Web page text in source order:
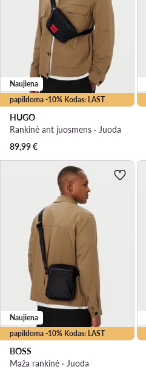
papildoma -10% Kodas: LAST
Naujiena
HUGO
Rankinė ant juosmens · Juoda
89,99€
papildoma -10% Kodas: LAST
Naujiena
BOSS
Maža rankinė · Juoda